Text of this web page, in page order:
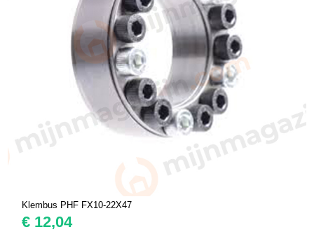
Klembus PHF FX10-22X47
€ 12,04